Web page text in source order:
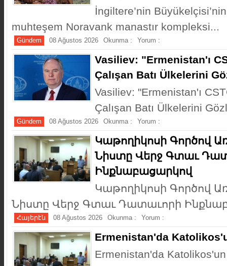
İngiltere’nin
muhteşem Noravank manastır kompleksi...
Gündem 08 Ağustos 2026 Okunma : Yorum :
Vasiliev: "Ermenistan'ı
Çalışan Batı Ülkelerini
Vasiliev: "Ermenistan'ı
Çalışan Batı Ülkelerini
Gündem 08 Ağustos 2026 Okunma : Yorum :
Կաթողիկոսի Գործով
Նիստը Վերջ Գտաւ
Ինքնաբացարկով
Կաթողիկոսի Գործով
Նիստը Վերջ Գտաւ Դատաւորի
Հայերէն 08 Ağustos 2026 Okunma : Yorum :
Ermenistan'da
Ermenistan'da